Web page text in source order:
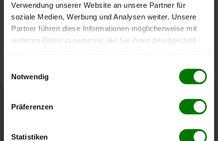
Verwendung unserer Website an unsere Partner für
soziale Medien, Werbung und Analysen weiter. Unsere
Partner führen diese Informationen möglicherweise mit
weiteren Daten zusammen, die Sie ihnen bereitgestellt
Notwendig
Präferenzen
Statistiken
lose Ware Sackware
Die aktuelle Preisentwicklung für Holzpellets in Deutschland
können Sie jederzeit auf unsererPelletspreise-Seite
Höchst- und Tiefststände der